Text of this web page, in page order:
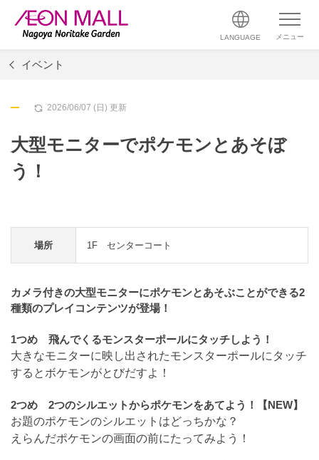
LANGUAGE メニュー
イベント
2026/06/07 (日) 更新
大型モニターでポケモンとあそぼ
う！
場所 1F センターコート
カメラ付きの大型モニターにポケモンとあそぶことができる2
種類のプレイコンテンツが登場！
1つめ 飛んでくるモンスターポールにタッチしよう！
大きなモニターに映し出されたモンスターポールにタッチ
するとボケモンがとびだすよ！
2つめ 2つのシルエットからポケモンをあてよう！【NEW】
お題のポケモンのシルエットはどっちかな？
えらんだポケモンの画面の前にたってみよう！